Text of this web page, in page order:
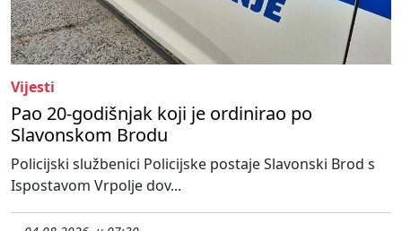
Vijesti
Pao 20-godišnjak koji je ordinirao po
Slavonskom Brodu
Policijski službenici Policijske postaje Slavonski Brod s
Ispostavom Vrpolje dov...